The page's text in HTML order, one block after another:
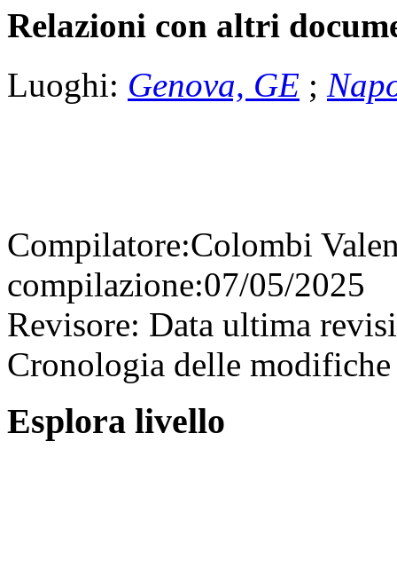
Relazioni con altri
Luoghi: Genova, GE ;
Compilatore:Colombi
compilazione:07/05/2025
Revisore: Data ultima
Cronologia delle
Esplora livello